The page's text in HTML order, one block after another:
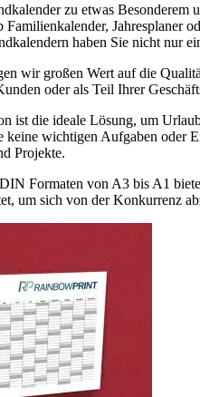
zu etwas
Familienkalender, Jahresplaner
haben Sie nicht nur
wir großen Wert auf die
oder als Teil Ihrer
ist die ideale Lösung, um
keine wichtigen Aufgaben oder
Projekte.
Formaten von A3 bis A1
um sich von der Konkurrenz